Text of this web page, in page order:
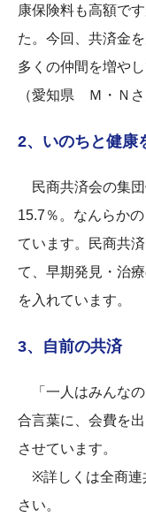
康保険料も高額で
た。今回、共済金
多くの仲間を増や
（愛知県 Ｍ・Ｎさ
2、いのちと健康
民商共済会の集団
15.7％。なんらか
ています。民商共
て、早期発見・治
を入れています。
3、自前の共済
「一人はみんなの
合言葉に、会費を
させています。
※詳しくは全商連
さい。